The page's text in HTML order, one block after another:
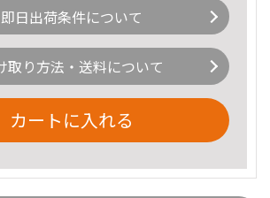
即日出荷条件について
取り方法・送料について
カートに入れる